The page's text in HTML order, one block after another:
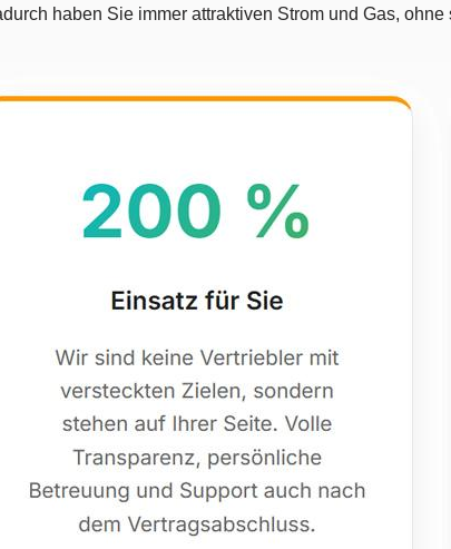
haben Sie immer attraktiven Strom und Gas,